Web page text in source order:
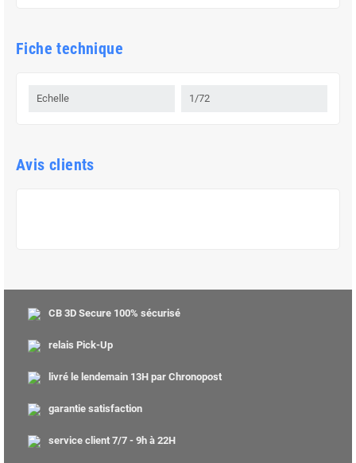
Fiche technique
Echelle 1/72
Avis clients
CB 3D Secure 100% sécurisé
relais Pick-Up
livré le lendemain 13H par Chronopost
garantie satisfaction
service client 7/7 - 9h à 22H